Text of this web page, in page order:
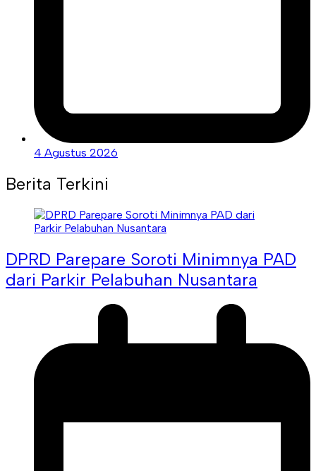
4 Agustus 2026
Berita Terkini
DPRD Parepare Soroti Minimnya PAD
dari Parkir Pelabuhan Nusantara